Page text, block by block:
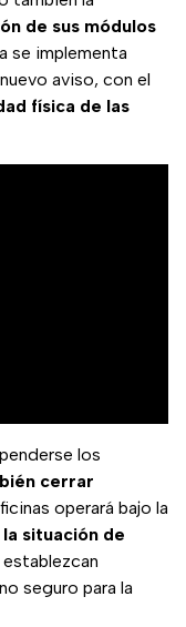
de sus módulos
se implementa
aviso, con el
física de las
los
cerrar
operará bajo la
la situación de
seguro para la